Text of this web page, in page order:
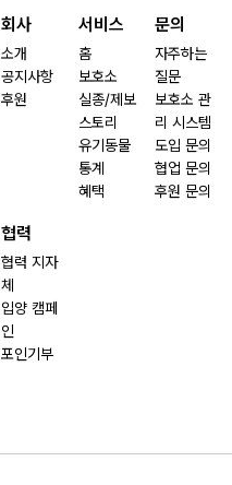
회사
소개
공지사항
후원
서비스
홈
보호소
실종/제보
스토리
유기동물
통계
혜택
문의
자주하는
질문
보호소 관
리 시스템
도입 문의
협업 문의
후원 문의
협력
협력 지자
체
입양 캠페
인
포인기부